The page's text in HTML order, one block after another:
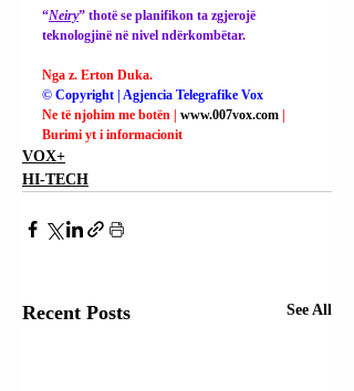
“Neiry” thotë se planifikon ta zgjerojë
teknologjinë në nivel ndërkombëtar.
Nga z. Erton Duka.
© Copyright | Agjencia Telegrafike Vox
Ne të njohim me botën | www.007vox.com
Burimi yt i informacionit
VOX+
HI-TECH
Recent Posts See All